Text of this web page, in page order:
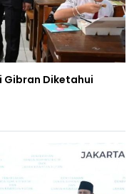
Gibran Diketahui